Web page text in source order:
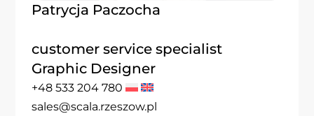
Patrycja Paczocha
customer service specialist
Graphic Designer
+48 533 204 780
sales@scala.rzeszow.pl